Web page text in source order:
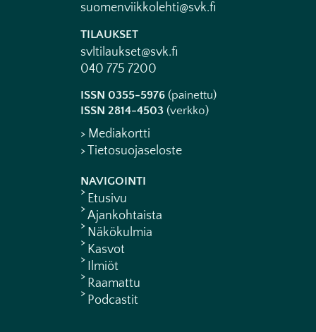
suomenviikkolehti@svk.fi
TILAUKSET
svltilaukset@svk.fi
040 775 7200
ISSN 0355-5976 (painettu)
ISSN 2814-4503 (verkko)
> Mediakortti
> Tietosuojaseloste
NAVIGOINTI
Etusivu
Ajankohtaista
Näkökulmia
Kasvot
Ilmiöt
Raamattu
Podcastit